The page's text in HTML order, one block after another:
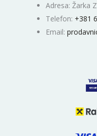
Adresa: Žarka
Telefon: +381
Email: